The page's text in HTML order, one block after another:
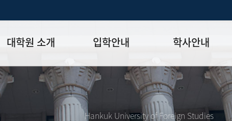
대학원 소개
장인사
입학안내
모집일정
모집요강
입시 공지사항
학사안내
학사일정표
강의시간표
수업
Hankuk University of Foreign Studies